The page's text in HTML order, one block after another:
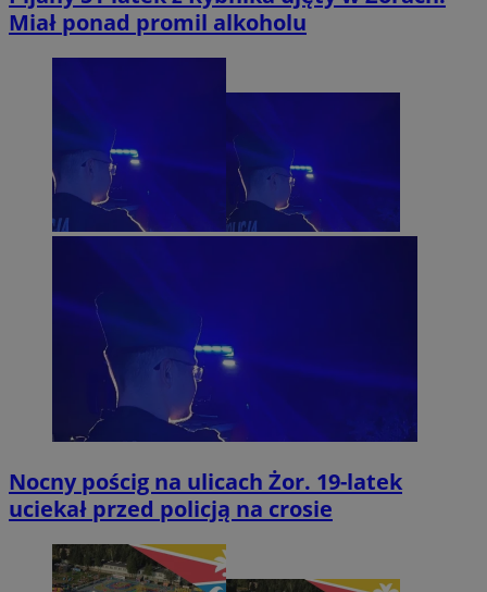
Miał ponad promil alkoholu
Nocny pościg na ulicach Żor. 19-latek
uciekał przed policją na crosie